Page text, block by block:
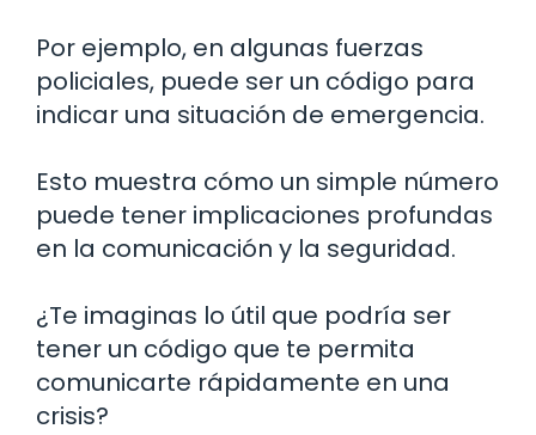
Por ejemplo, en algunas fuerzas
policiales, puede ser un código para
indicar una situación de emergencia.
Esto muestra cómo un simple número
puede tener implicaciones profundas
en la comunicación y la seguridad.
¿Te imaginas lo útil que podría ser
tener un código que te permita
comunicarte rápidamente en una
crisis?